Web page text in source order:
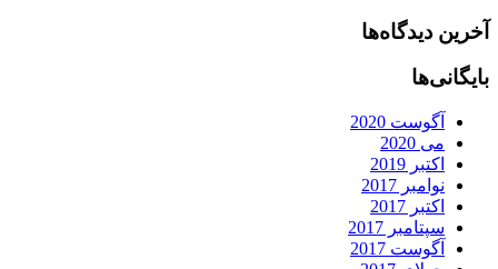
آخرین دیدگاه‌ها
بایگانی‌ها
آگوست 2020
می 2020
اکتبر 2019
نوامبر 2017
اکتبر 2017
سپتامبر 2017
آگوست 2017